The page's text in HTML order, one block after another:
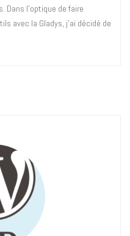
Dans l’optique de faire
avec la Gladys, j’ai décidé de